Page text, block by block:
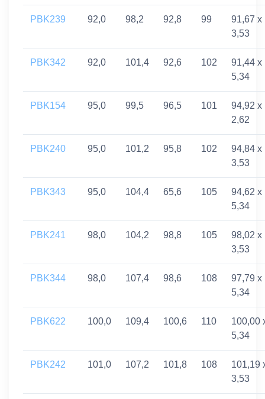
PBK239 92,0 98,2 92,8 99
91,67 x
3,53
PBK342 92,0 101,4 92,6 102
91,44 x
5,34
PBK154 95,0 99,5 96,5 101
94,92 x
2,62
PBK240 95,0 101,2 95,8 102
94,84 x
3,53
PBK343 95,0 104,4 65,6 105
94,62 x
5,34
PBK241 98,0 104,2 98,8 105
98,02 x
3,53
PBK344 98,0 107,4 98,6 108
97,79 x
5,34
PBK622 100,0 109,4 100,6 110
100,00
5,34
PBK242 101,0 107,2 101,8 108
101,19
3,53